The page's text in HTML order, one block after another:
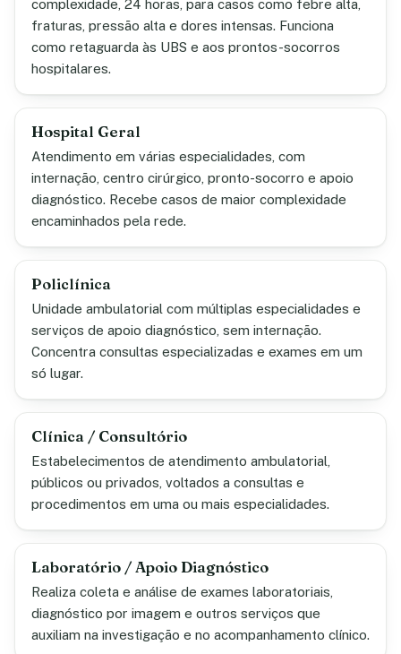
complexidade, 24 horas, para casos como febre alta,
fraturas, pressão alta e dores intensas. Funciona
como retaguarda às UBS e aos prontos-socorros
hospitalares.
Hospital Geral
Atendimento em várias especialidades, com
internação, centro cirúrgico, pronto-socorro e apoio
diagnóstico. Recebe casos de maior complexidade
encaminhados pela rede.
Policlínica
Unidade ambulatorial com múltiplas especialidades e
serviços de apoio diagnóstico, sem internação.
Concentra consultas especializadas e exames em um
só lugar.
Clínica / Consultório
Estabelecimentos de atendimento ambulatorial,
públicos ou privados, voltados a consultas e
procedimentos em uma ou mais especialidades.
Laboratório / Apoio Diagnóstico
Realiza coleta e análise de exames laboratoriais,
diagnóstico por imagem e outros serviços que
auxiliam na investigação e no acompanhamento clínico.